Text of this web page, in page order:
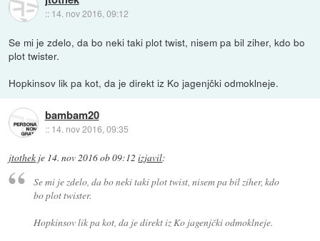
:: 14. nov 2016, 09:12
Se mi je zdelo, da bo neki taki plot twist, nisem pa bil ziher, kdo bo
plot twister.
Hopkinsov lik pa kot, da je direkt iz Ko jagenjčki odmoklneje.
bambam20
:: 14. nov 2016, 09:35
jtothek je 14. nov 2016 ob 09:12 izjavil:
Se mi je zdelo, da bo neki taki plot twist, nisem pa bil ziher, kdo
bo plot twister.
Hopkinsov lik pa kot, da je direkt iz Ko jagenjčki odmoklneje.